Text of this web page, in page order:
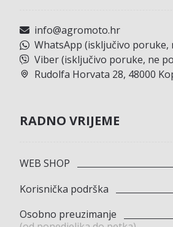
info@agromoto.hr
WhatsApp (isključivo poruke,
Viber (isključivo poruke, ne
Rudolfa Horvata 28, 48000
RADNO VRIJEME
WEB SHOP
Korisnička podrška
Osobno preuzimanje